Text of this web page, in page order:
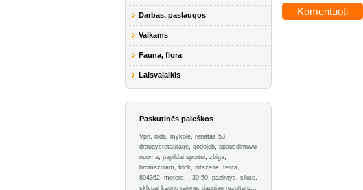
Darbas, paslaugos
Vaikams
Fauna, flora
Laisvalaikis
Paskutinės paieškos
Vpn, nida, mykole, renatas 53,
draugystetaurage, godojob, spausdintuvu
nuoma, papildai sportui, zbiga,
bromazolam, fdck, nitazene, fenta,
894362, moters, , 30 50, pazintys, silute,
sklypai kauno rajone, daugiau rezultatų...
Komentuoti